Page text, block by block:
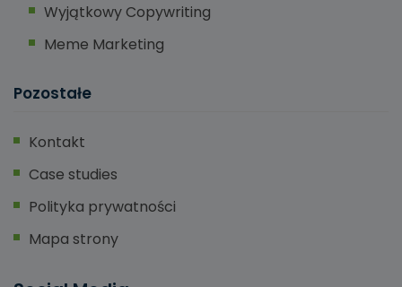
Wyjątkowy Copywriting
Meme Marketing
Pozostałe
Kontakt
Case studies
Polityka prywatności
Mapa strony